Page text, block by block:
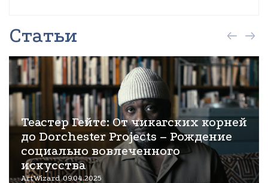
Статьи
Теастер Гейтс: От чикагских корней
до Dorchester Projects – Рождение
социально вовлеченного
искусства
ArtWizard 09.04.2025